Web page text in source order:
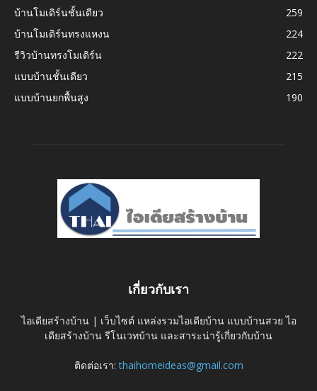
บ้านโมเดิร์นชั้นเดียว
259
บ้านโมเดิร์นทรงแหงน
224
รีวิวบ้านทรงโมเดิร์น
222
แบบบ้านชั้นเดียว
215
แบบบ้านยกพื้นสูง
190
เกี่ยวกับเรา
ไอเดียสร้างบ้าน | เว็บไซต์ แหล่งรวมไอเดียบ้าน แบบบ้านสวย ไอ
เดียสร้างบ้าน รีโนเวทบ้าน และสาระน่ารู้เกี่ยวกับบ้าน
ติดต่อเรา:thaihomeideas@gmail.com